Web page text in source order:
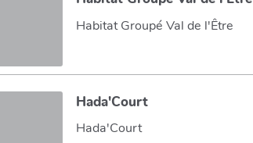
Habitat Groupé Val de l'Être
Hada'Court
Hada'Court